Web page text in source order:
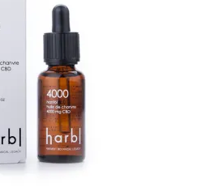
TO CART
VIEW